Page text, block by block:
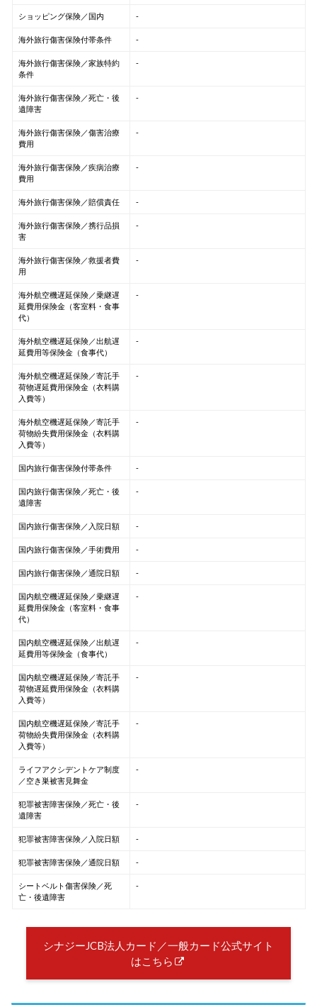
ショッピング保険／国内 -
海外旅行傷害保険付帯条件 -
海外旅行傷害保険／家族特約
条件
-
海外旅行傷害保険／死亡・後
遺障害
-
海外旅行傷害保険／傷害治療
費用
-
海外旅行傷害保険／疾病治療
費用
-
海外旅行傷害保険／賠償責任 -
海外旅行傷害保険／携行品損
害
-
海外旅行傷害保険／救援者費
用
-
海外航空機遅延保険／乗継遅
延費用保険金（客室料・食事
代）
-
海外航空機遅延保険／出航遅
延費用等保険金（食事代）
-
海外航空機遅延保険／寄託手
荷物遅延費用保険金（衣料購
入費等）
-
海外航空機遅延保険／寄託手
荷物紛失費用保険金（衣料購
入費等）
-
国内旅行傷害保険付帯条件 -
国内旅行傷害保険／死亡・後
遺障害
-
国内旅行傷害保険／入院日額 -
国内旅行傷害保険／手術費用 -
国内旅行傷害保険／通院日額 -
国内航空機遅延保険／乗継遅
延費用保険金（客室料・食事
代）
-
国内航空機遅延保険／出航遅
延費用等保険金（食事代）
-
国内航空機遅延保険／寄託手
荷物遅延費用保険金（衣料購
入費等）
-
国内航空機遅延保険／寄託手
荷物紛失費用保険金（衣料購
入費等）
-
ライフアクシデントケア制度
／空き巣被害見舞金
-
犯罪被害障害保険／死亡・後
遺障害
-
犯罪被害障害保険／入院日額 -
犯罪被害障害保険／通院日額 -
シートベルト傷害保険／死
亡・後遺障害
-
シナジーJCB法人カード／一般カード公式サイト
はこちら